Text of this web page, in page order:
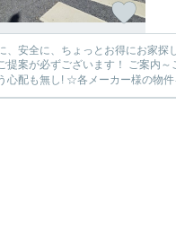
に、ちょっとお得にお家探しをされたい方は三方舎まで！！ ★三方舎
！ ご案内～ご契約～お引渡し～アフターフォローまでお客様とマンツーマン体制！ 転勤等が無い為に担当が急に変わって